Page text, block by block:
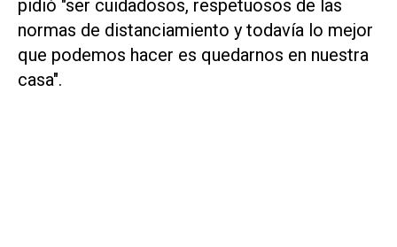
pidió "ser cuidadosos, respetuosos de las
normas de distanciamiento y todavía lo mejor
que podemos hacer es quedarnos en nuestra
casa".